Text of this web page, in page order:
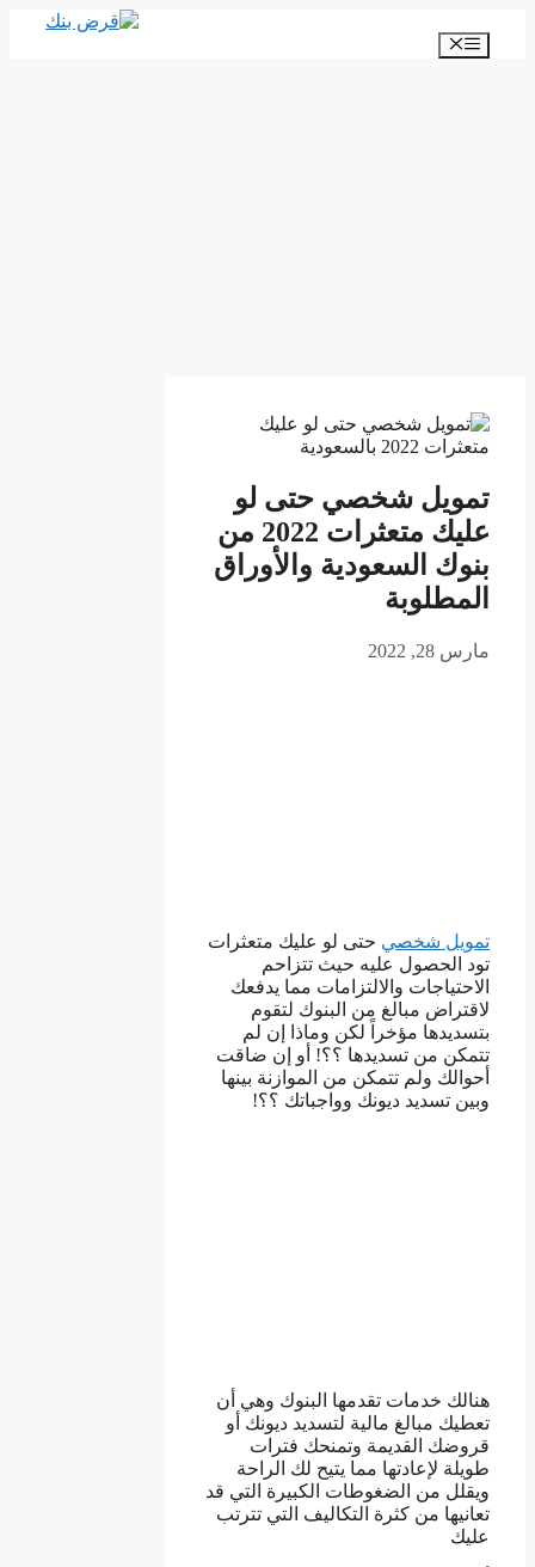
المحتوى
القائمة
تمويل شخصي حتى لو
عليك متعثرات 2022 من
بنوك السعودية والأوراق
المطلوبة
مارس 28, 2022
تمويل شخصي حتى لو عليك متعثرات
تود الحصول عليه حيث تتزاحم
الاحتياجات والالتزامات مما يدفعك
لاقتراض مبالغ من البنوك لتقوم
بتسديدها مؤخراً لكن وماذا إن لم
تتمكن من تسديدها ؟؟! أو إن ضاقت
أحوالك ولم تتمكن من الموازنة بينها
وبين تسديد ديونك وواجباتك ؟؟!
هنالك خدمات تقدمها البنوك وهي أن
تعطيك مبالغ مالية لتسديد ديونك أو
قروضك القديمة وتمنحك فترات
طويلة لإعادتها مما يتيح لك الراحة
ويقلل من الضغوطات الكبيرة التي قد
تعانيها من كثرة التكاليف التي تترتب
عليك